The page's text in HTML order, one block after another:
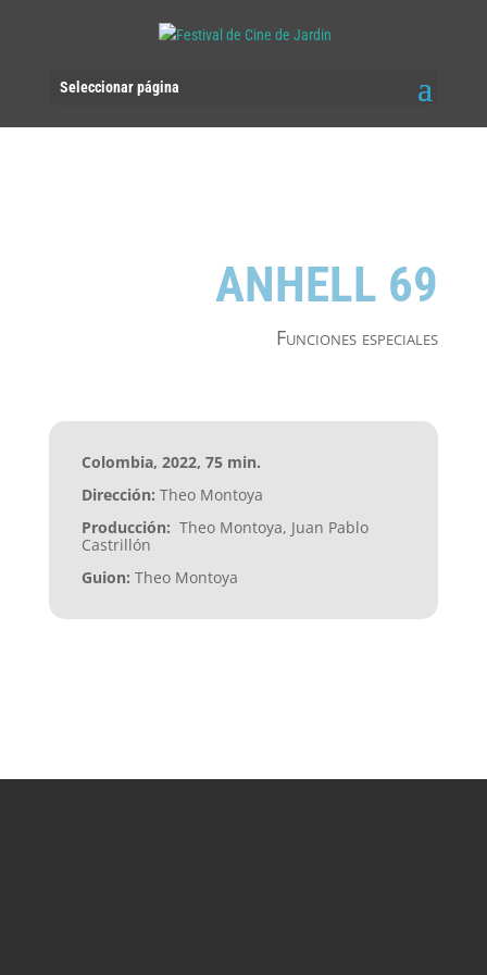
Seleccionar página
ANHELL 69
Funciones especiales
Colombia, 2022, 75 min.
Dirección: Theo Montoya
Producción: Theo Montoya, Juan Pablo
Castrillón
Guion: Theo Montoya